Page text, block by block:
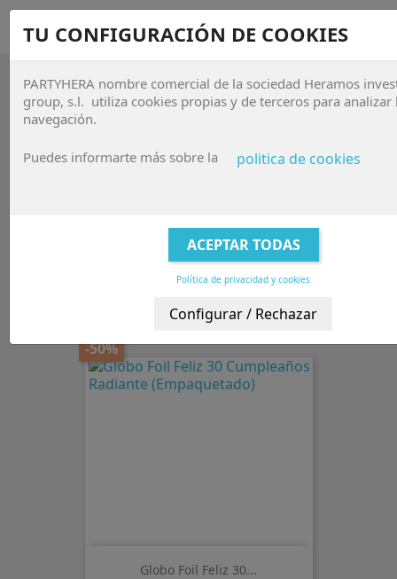

GLOBOS LICENCIAS Y DISEÑOS
CÍRCULOS, CORAZÓN, ESTRELLA DE
 FILTRAR
Globo Foil Feliz 30...
-50%
TU CONFIGURACIÓN DE COOKIES
PARTYHERA nombre comercial de la sociedad Heramos
group, s.l. utiliza cookies propias y de terceros para analizar
navegación.
Puedes informarte más sobre la politica de cookies
Política de privacidad y cookies